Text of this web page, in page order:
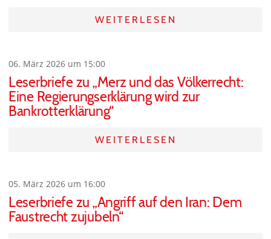
WEITERLESEN
06. März 2026 um 15:00
Leserbriefe zu „Merz und das Völkerrecht:
Eine Regierungserklärung wird zur
Bankrotterklärung“
WEITERLESEN
05. März 2026 um 16:00
Leserbriefe zu „Angriff auf den Iran: Dem
Faustrecht zujubeln“